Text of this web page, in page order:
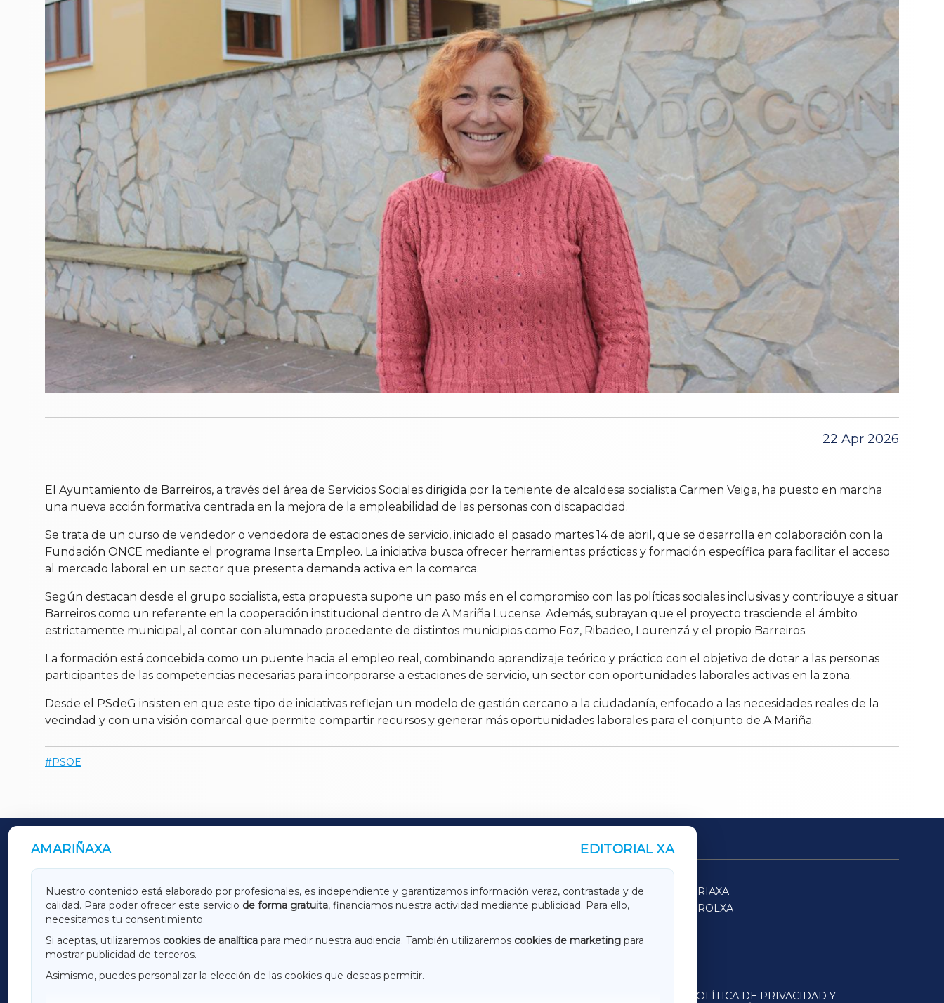
22 Apr 2026
El Ayuntamiento de Barreiros, a través del área de Servicios Sociales dirigida por la teniente de alcaldesa socialista Carmen Veiga, ha puesto en marcha
una nueva acción formativa centrada en la mejora de la empleabilidad de las personas con discapacidad.
Se trata de un curso de vendedor o vendedora de estaciones de servicio, iniciado el pasado martes 14 de abril, que se desarrolla en colaboración con la
Fundación ONCE mediante el programa Inserta Empleo. La iniciativa busca ofrecer herramientas prácticas y formación específica para facilitar el acceso
al mercado laboral en un sector que presenta demanda activa en la comarca.
Según destacan desde el grupo socialista, esta propuesta supone un paso más en el compromiso con las políticas sociales inclusivas y contribuye a situar
Barreiros como un referente en la cooperación institucional dentro de A Mariña Lucense. Además, subrayan que el proyecto trasciende el ámbito
estrictamente municipal, al contar con alumnado procedente de distintos municipios como Foz, Ribadeo, Lourenzá y el propio Barreiros.
La formación está concebida como un puente hacia el empleo real, combinando aprendizaje teórico y práctico con el objetivo de dotar a las personas
participantes de las competencias necesarias para incorporarse a estaciones de servicio, un sector con oportunidades laborales activas en la zona.
Desde el PSdeG insisten en que este tipo de iniciativas reflejan un modelo de gestión cercano a la ciudadanía, enfocado a las necesidades reales de la
vecindad y con una visión comarcal que permite compartir recursos y generar más oportunidades laborales para el conjunto de A Mariña.
PSOE
AMARIÑAXA EDITORIAL XA
Nuestro contenido está elaborado por profesionales, es independiente y garantizamos información veraz, contrastada y de
calidad. Para poder ofrecer este servicio de forma gratuita, financiamos nuestra actividad mediante publicidad. Para ello,
necesitamos tu consentimiento.
Si aceptas, utilizaremos cookies de analítica para medir nuestra audiencia. También utilizaremos cookies de marketing para
mostrar publicidad de terceros.
Asimismo, puedes personalizar la elección de las cookies que deseas permitir.
OUTROS PERIÓDICOS
GALICIAXA LUGOXA TERRACHAXA
SARRIAXA
AMARIÑAXA
RIBEIRASACRAXA ACORUÑAXA
FERROLXA
OURENSEXA
POLÍTICA DE PRIVACIDAD Y